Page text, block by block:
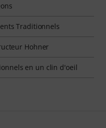
Traditionnels
Hohner
en un clin d'oeil